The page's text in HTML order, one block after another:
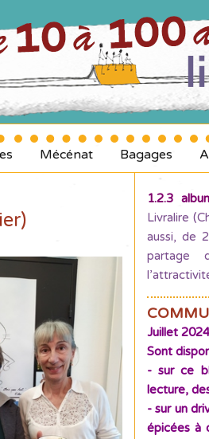
Mécénat Bagages
1.2.3
Livralire
aussi, de
partage
Juillet
Sont
- sur ce
lecture,
- sur un
épicées à